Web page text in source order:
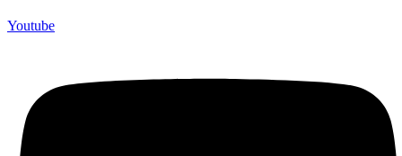
Youtube